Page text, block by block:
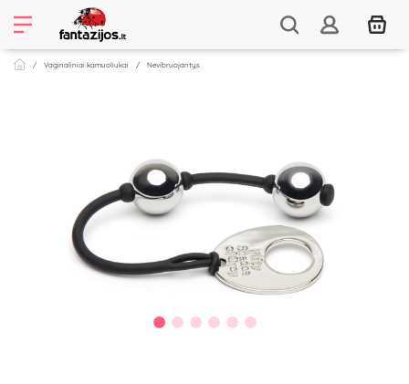
Vaginaliniai kamuoliukai Nevibruojantys